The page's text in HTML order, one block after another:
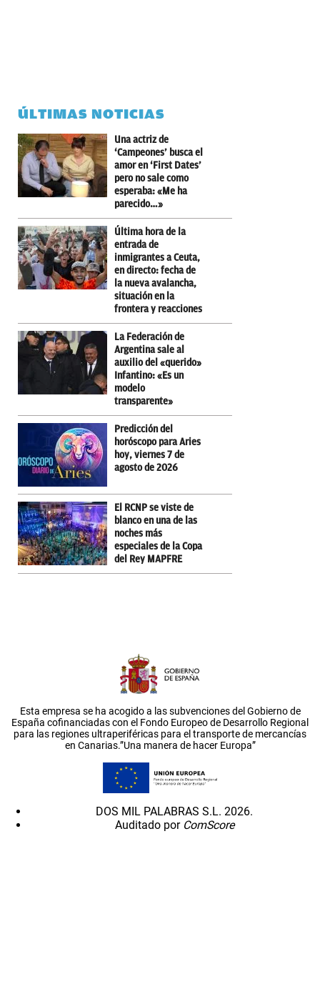
ÚLTIMAS NOTICIAS
Una actriz de
‘Campeones’ busca el
amor en ‘First Dates’
pero no sale como
esperaba: «Me ha
parecido…»
Última hora de la
entrada de
inmigrantes a Ceuta,
en directo: fecha de
la nueva avalancha,
situación en la
frontera y reacciones
La Federación de
Argentina sale al
auxilio del «querido»
Infantino: «Es un
modelo
transparente»
Predicción del
horóscopo para Aries
hoy, viernes 7 de
agosto de 2026
El RCNP se viste de
blanco en una de las
noches más
especiales de la Copa
del Rey MAPFRE
Esta empresa se ha acogido a las subvenciones del Gobierno de
España cofinanciadas con el Fondo Europeo de Desarrollo Regional
para las regiones ultraperiféricas para el transporte de mercancías
en Canarias.”Una manera de hacer Europa”
DOS MIL PALABRAS S.L. 2026.
Auditado por ComScore